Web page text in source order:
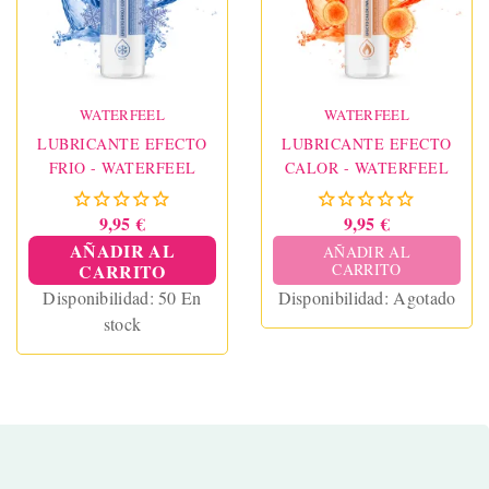
WATERFEEL
LUBRICANTE EFECTO
FRIO - WATERFEEL
9,95 €
AÑADIR AL
CARRITO
Disponibilidad:50 En
stock
WATERFEEL
LUBRICANTE EFECTO
CALOR - WATERFEEL
9,95 €
AÑADIR AL
CARRITO
Disponibilidad: Agotado